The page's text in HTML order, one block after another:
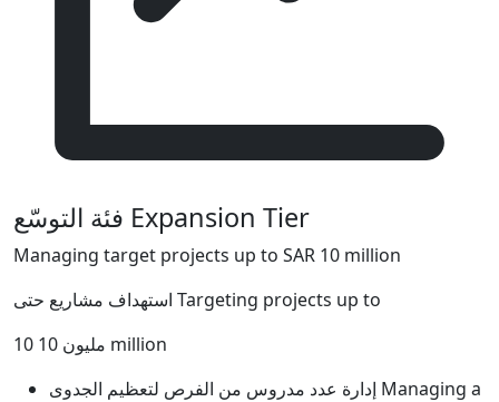
فئة التوسّع Expansion Tier
Managing target projects up to SAR 10 million
استهداف مشاريع حتى Targeting projects up to
10 مليون 10 million
إدارة عدد مدروس من الفرص لتعظيم الجدوى Managing a